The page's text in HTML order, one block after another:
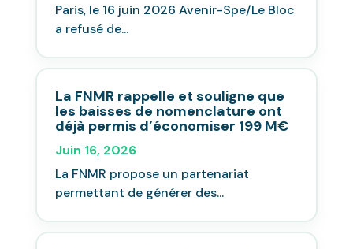
Paris, le 16 juin 2026 Avenir-Spe/Le Bloc
a refusé de...
La FNMR rappelle et souligne que
les baisses de nomenclature ont
déjà permis d’économiser 199 M€
Juin 16, 2026
La FNMR propose un partenariat
permettant de générer des...